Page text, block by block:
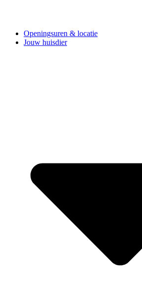
Openingsuren & locatie
Jouw huisdier